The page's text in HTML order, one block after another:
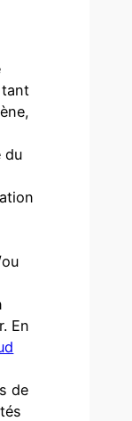
du
En
de